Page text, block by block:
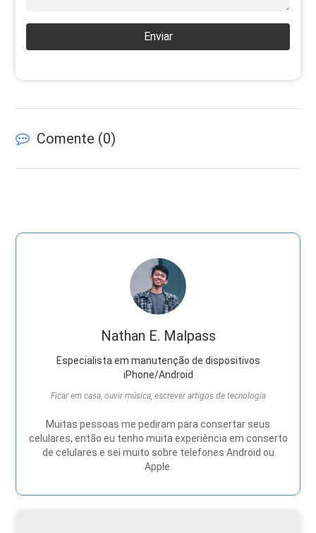
Enviar
Comente (0)
Nathan E. Malpass
Especialista em manutenção de dispositivos
iPhone/Android
Ficar em casa, ouvir música, escrever artigos de tecnologia
Muitas pessoas me pediram para consertar seus
celulares, então eu tenho muita experiência em conserto
de celulares e sei muito sobre telefones Android ou
Apple.